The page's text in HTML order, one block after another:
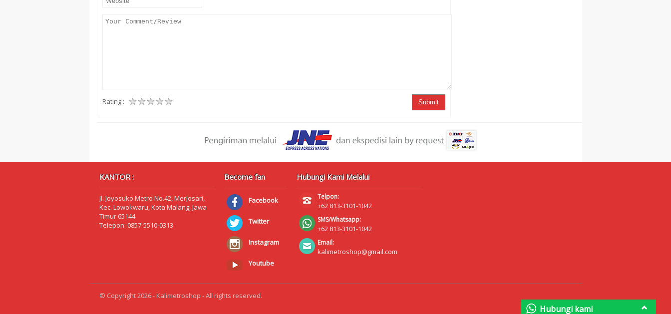
Rating : Submit
KANTOR :
Jl. Joyosuko Metro No.42, Merjosari,
Kec. Lowokwaru, Kota Malang, Jawa
Timur 65144
Telepon: 0857-5510-0313
Become fan
Facebook
Twitter
Instagram
Youtube
Hubungi Kami Melalui
Telpon:
+62 813-3101-1042
SMS/Whatsapp:
+62 813-3101-1042
Email:
kalimetroshop@gmail.com
© Copyright 2026 - Kalimetroshop - All rights reserved.
Hubungi kami
Hubungi kami